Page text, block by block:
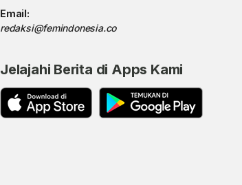
Email:
redaksi@femindonesia.co
Jelajahi Berita di Apps Kami